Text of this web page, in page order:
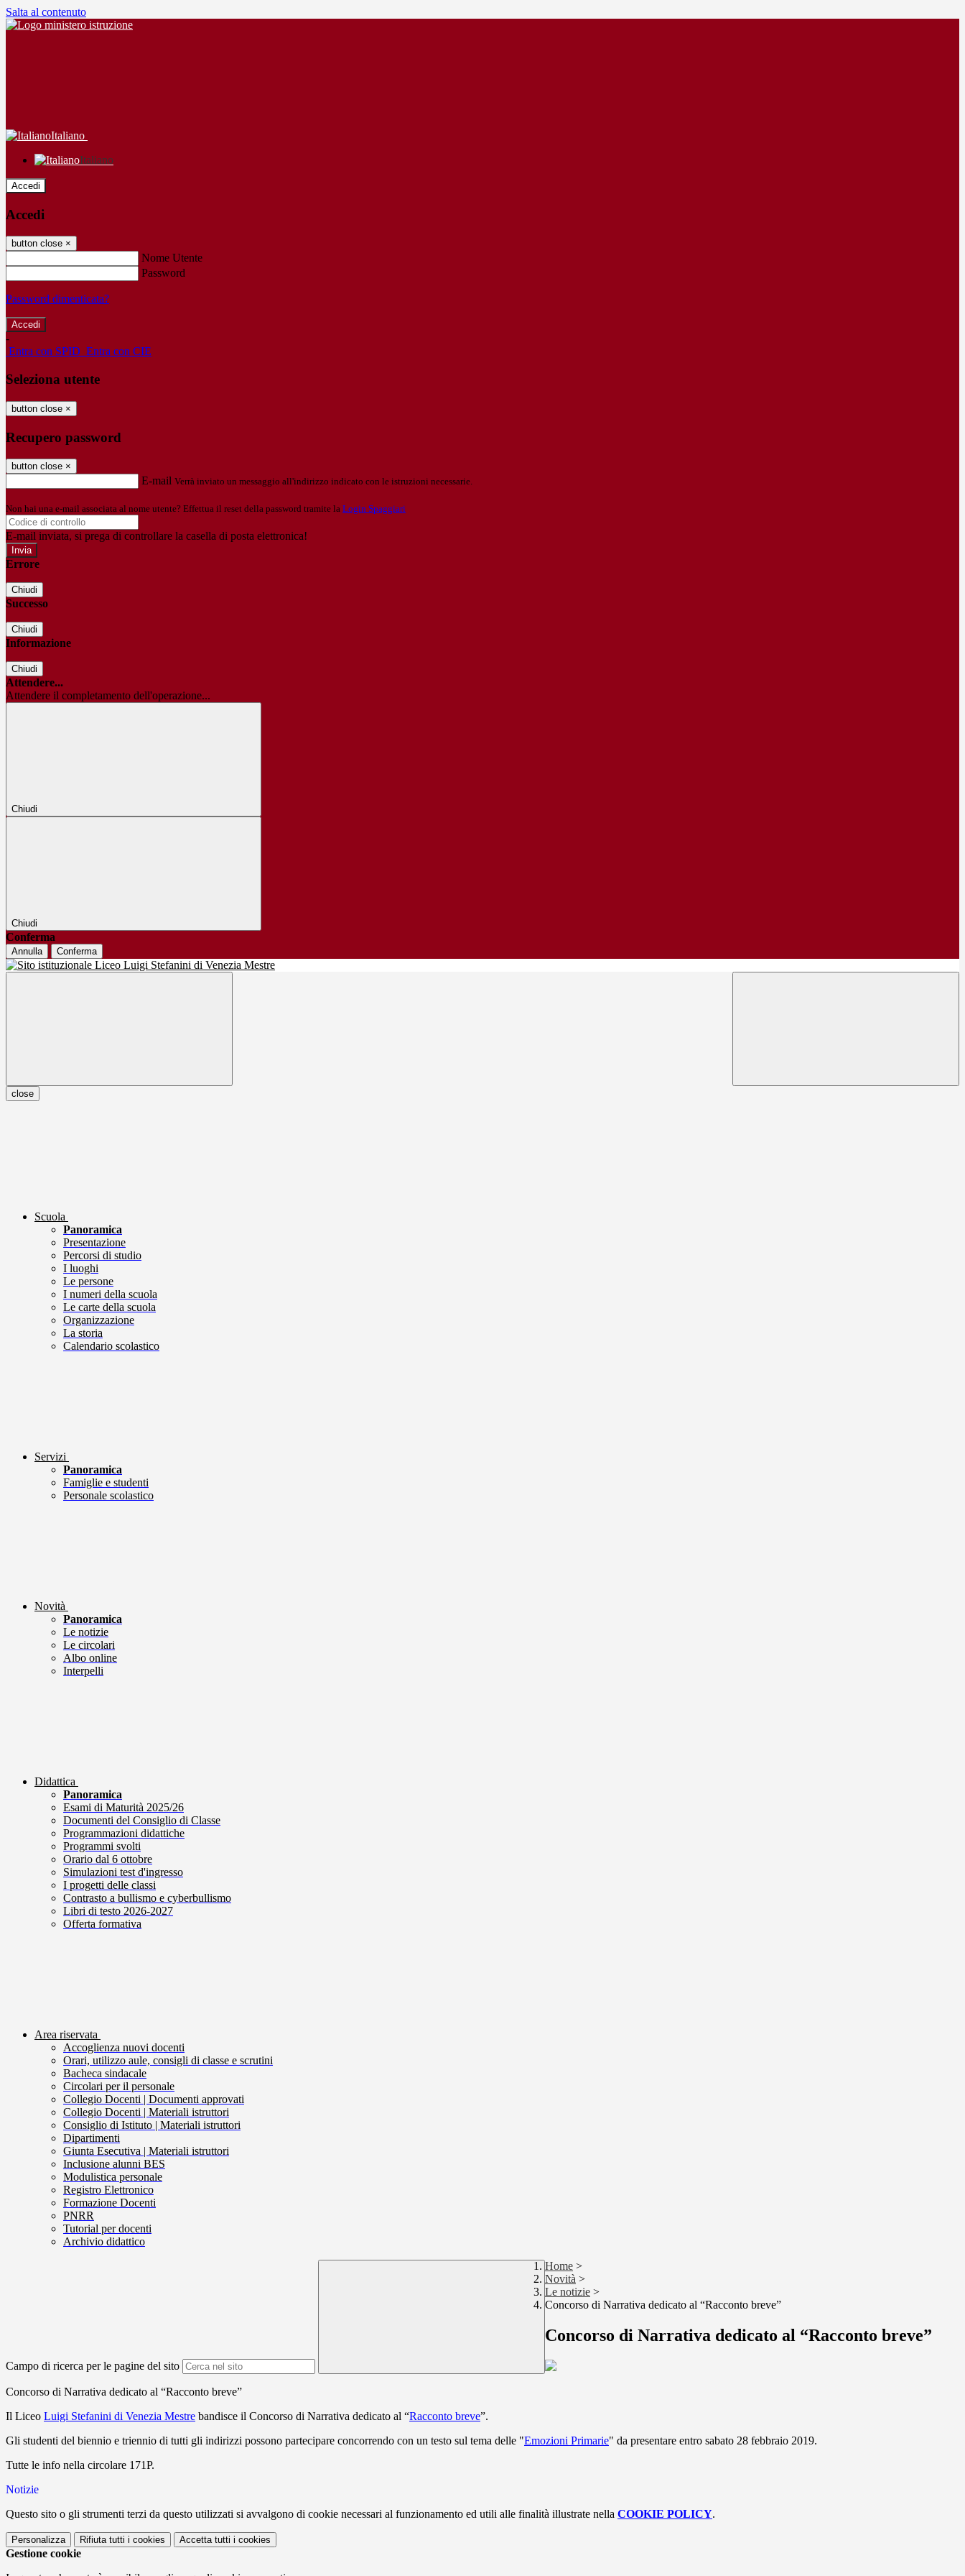
Salta al contenuto
Italiano
Italiano
Accedi
Accedi
button close ×
Nome Utente
Password
Password dimenticata?
-
Entra con SPID Entra con CIE
Seleziona utente
button close ×
Recupero password
button close ×
E-mail Verrà inviato un messaggio all'indirizzo indicato con le istruzioni necessarie.
Non hai una e-mail associata al nome utente? Effettua il reset della password tramite la Login Spaggiari
E-mail inviata, si prega di controllare la casella di posta elettronica!
Errore
Chiudi
Successo
Chiudi
Informazione
Chiudi
Attendere...
Attendere il completamento dell'operazione...
Chiudi
Chiudi
Conferma
Annulla Conferma
close
Scuola
Panoramica
Presentazione
Percorsi di studio
I luoghi
Le persone
I numeri della scuola
Le carte della scuola
Organizzazione
La storia
Calendario scolastico
Servizi
Panoramica
Famiglie e studenti
Personale scolastico
Novità
Panoramica
Le notizie
Le circolari
Albo online
Interpelli
Didattica
Panoramica
Esami di Maturità 2025/26
Documenti del Consiglio di Classe
Programmazioni didattiche
Programmi svolti
Orario dal 6 ottobre
Simulazioni test d'ingresso
I progetti delle classi
Contrasto a bullismo e cyberbullismo
Libri di testo 2026-2027
Offerta formativa
Area riservata
Accoglienza nuovi docenti
Orari, utilizzo aule, consigli di classe e scrutini
Bacheca sindacale
Circolari per il personale
Collegio Docenti | Documenti approvati
Collegio Docenti | Materiali istruttori
Consiglio di Istituto | Materiali istruttori
Dipartimenti
Giunta Esecutiva | Materiali istruttori
Inclusione alunni BES
Modulistica personale
Registro Elettronico
Formazione Docenti
PNRR
Tutorial per docenti
Archivio didattico
Campo di ricerca per le pagine del sito
Home >
Novità >
Le notizie >
Concorso di Narrativa dedicato al “Racconto breve”
Concorso di Narrativa dedicato al “Racconto breve”
Concorso di Narrativa dedicato al “Racconto breve”
Il Liceo Luigi Stefanini di Venezia Mestre bandisce il Concorso di Narrativa dedicato al “Racconto breve”.
Gli studenti del biennio e triennio di tutti gli indirizzi possono partecipare concorrendo con un testo sul tema delle "Emozioni Primarie" da presentare entro sabato 28 febbraio 2019.
Tutte le info nella circolare 171P.
Notizie
Questo sito o gli strumenti terzi da questo utilizzati si avvalgono di cookie necessari al funzionamento ed utili alle finalità illustrate nella COOKIE POLICY.
Personalizza Rifiuta tutti i cookies Accetta tutti i cookies
Gestione cookie